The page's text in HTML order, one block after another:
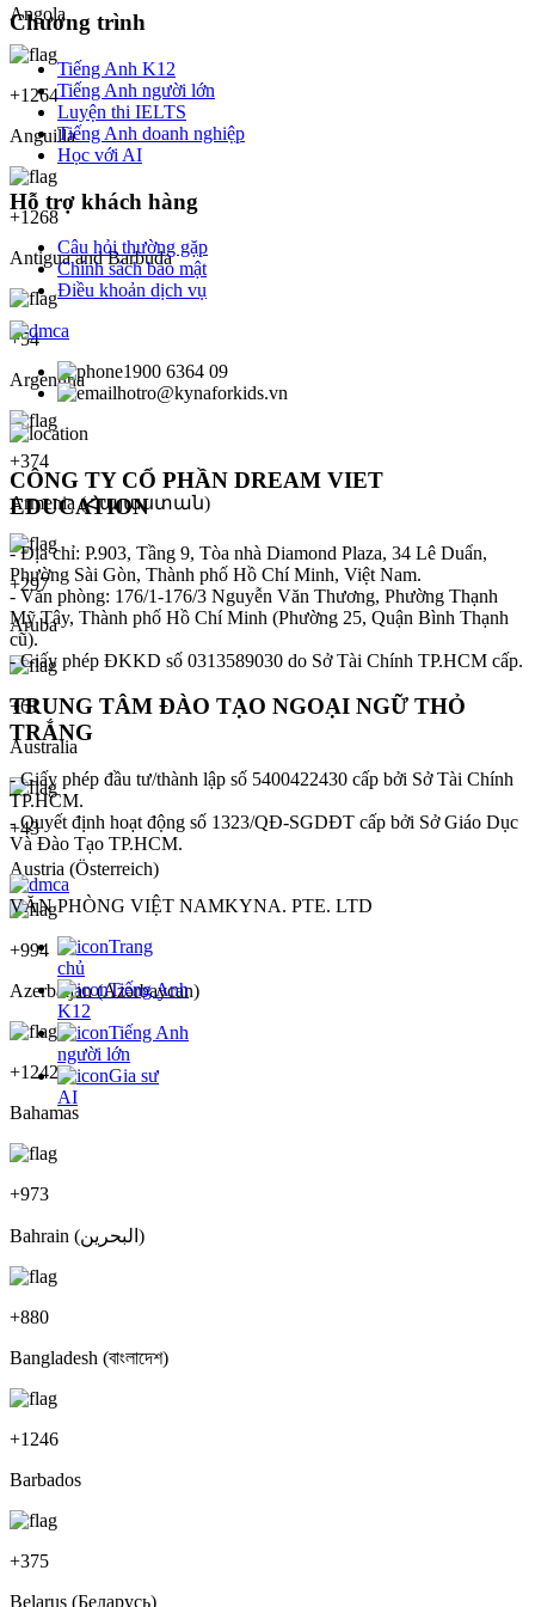
Angola
+1264
Anguilla
+1268
Antigua and Barbuda
+54
Argentina
+374
Armenia (Հայաստան)
+297
Aruba
+61
Australia
+43
Austria (Österreich)
+994
Azerbaijan (Azərbaycan)
+1242
Bahamas
+973
Bahrain (‫البحرين‬‎)
+880
Bangladesh (বাংলাদেশ)
+1246
Barbados
+375
Belarus (Беларусь)
Chương trình
Tiếng Anh K12
Tiếng Anh người lớn
Luyện thi IELTS
Tiếng Anh doanh nghiệp
Học với AI
Hỗ trợ khách hàng
Câu hỏi thường gặp
Chính sách bảo mật
Điều khoản dịch vụ
1900 6364 09
hotro@kynaforkids.vn
CÔNG TY CỔ PHẦN DREAM VIET
EDUCATION
- Địa chỉ: P.903, Tầng 9, Tòa nhà Diamond Plaza, 34 Lê Duẩn,
Phường Sài Gòn, Thành phố Hồ Chí Minh, Việt Nam.
- Văn phòng: 176/1-176/3 Nguyễn Văn Thương, Phường Thạnh
Mỹ Tây, Thành phố Hồ Chí Minh (Phường 25, Quận Bình Thạnh
cũ).
- Giấy phép ĐKKD số 0313589030 do Sở Tài Chính TP.HCM cấp.
TRUNG TÂM ĐÀO TẠO NGOẠI NGỮ THỎ
TRẮNG
- Giấy phép đầu tư/thành lập số 5400422430 cấp bởi Sở Tài Chính
TP.HCM.
- Quyết định hoạt động số 1323/QĐ-SGDĐT cấp bởi Sở Giáo Dục
Và Đào Tạo TP.HCM.
VĂN PHÒNG VIỆT NAMKYNA. PTE. LTD
Trang
chủ
Tiếng Anh
K12
Tiếng Anh
người lớn
Gia sư
AI